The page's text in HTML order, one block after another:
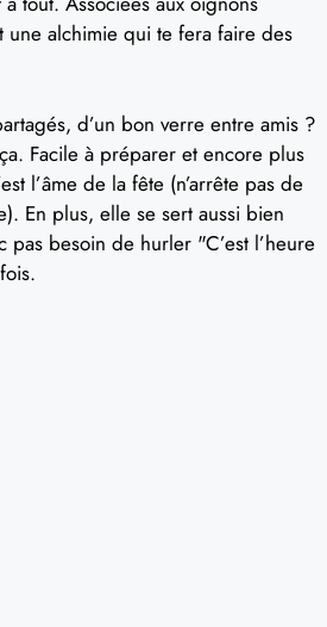
une alchimie qui te fera faire des
d’un bon verre entre amis ?
Facile à préparer et encore plus
l’âme de la fête (n’arrête pas de
En plus, elle se sert aussi bien
besoin de hurler "C’est l’heure